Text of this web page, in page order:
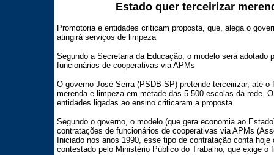
Estado quer terceirizar
Promotoria e entidades criticam proposta, que, alega o
atingirá serviços de limpeza
Segundo a Secretaria da Educação, o modelo será adotado
funcionários de cooperativas via APMs
O governo José Serra (PSDB-SP) pretende terceirizar, até
merenda e limpeza em metade das 5.500 escolas da rede.
entidades ligadas ao ensino criticaram a proposta.
Segundo o governo, o modelo (que gera economia ao
contratações de funcionários de cooperativas via APMs
Iniciado nos anos 1990, esse tipo de contratação conta
contestado pelo Ministério Público do Trabalho, que exige o